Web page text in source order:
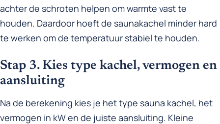
achter de schroten helpen om warmte vast te
houden. Daardoor hoeft de saunakachel minder hard
te werken om de temperatuur stabiel te houden.
Stap 3. Kies type kachel, vermogen en
aansluiting
Na de berekening kies je het type sauna kachel, het
vermogen in kW en de juiste aansluiting. Kleine